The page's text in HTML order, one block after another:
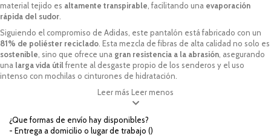
material tejido es altamente transpirable , facilitando una evaporación
rápida del sudor
Siguiendo el compromiso de Adidas, este pantalón está fabricado con un
81% de poliéster reciclado . Esta mezcla de fibras de alta calidad no solo es
sostenible , sino que ofrece una gran resistencia a la abrasión , asegurando
una larga vida útilfrente al desgaste propio de los senderos y el uso
intenso con mochilas o cinturones de hidratación.
Leer más Leer menos
¿Que formas de envío hay disponibles?
- Entrega a domicilio o lugar de trabajo ()